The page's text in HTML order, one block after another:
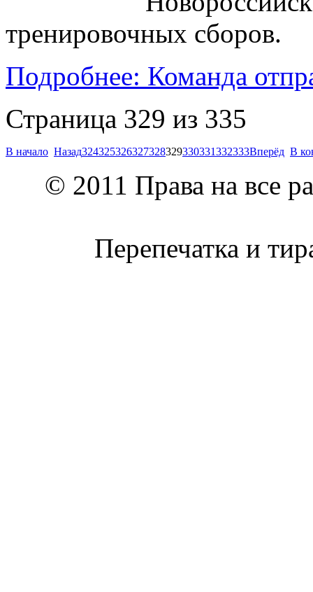
тренировочных сборов.
Подробнее: Команда
Страница 329 из 335
В начало Назад324325326327328329330331332333Вперёд В
© 2011 Права на все
Перепечатка и